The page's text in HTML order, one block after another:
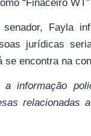
“Finaceiro
Fayla
jurídicas
se encontra na
a informação
relacionadas